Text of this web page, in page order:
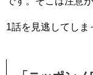
1話を見逃してしま